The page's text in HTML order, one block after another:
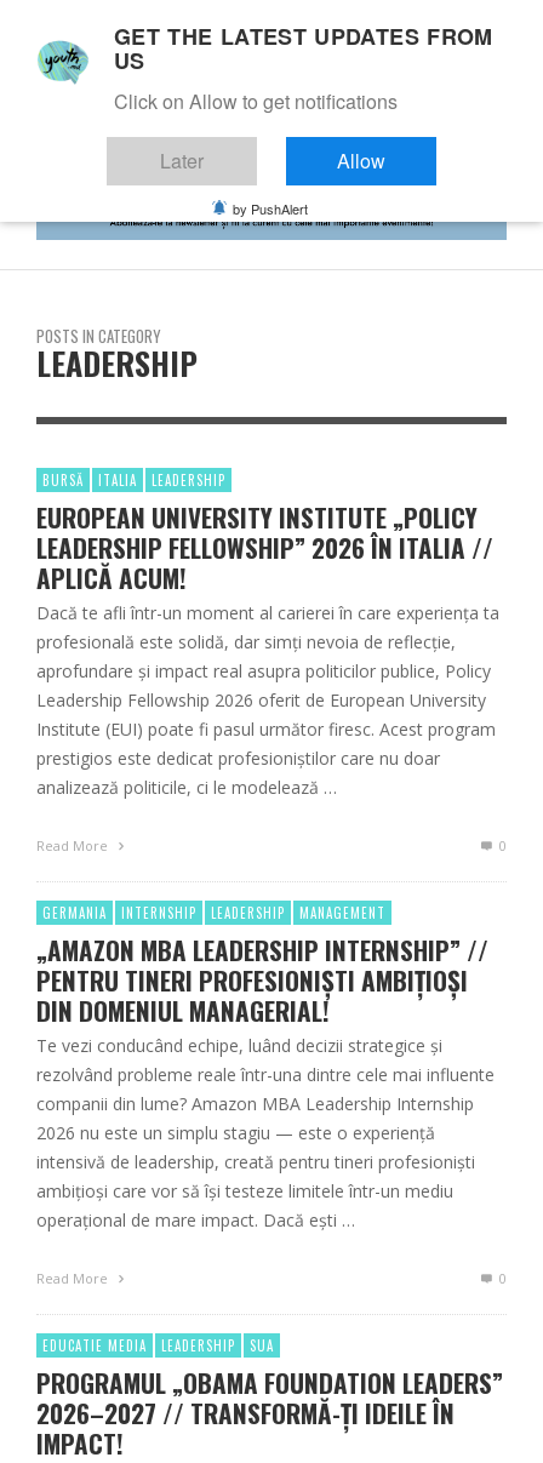
POSTS IN CATEGORY
LEADERSHIP
BURSĂ ITALIA LEADERSHIP
EUROPEAN UNIVERSITY INSTITUTE „POLICY
LEADERSHIP FELLOWSHIP” 2026 ÎN ITALIA //
APLICĂ ACUM!
Dacă te afli într-un moment al carierei în care experiența ta
profesională este solidă, dar simți nevoia de reflecție,
aprofundare și impact real asupra politicilor publice, Policy
Leadership Fellowship 2026 oferit de European University
Institute (EUI) poate fi pasul următor firesc. Acest program
prestigios este dedicat profesioniștilor care nu doar
analizează politicile, ci le modelează …
Read More 0
GERMANIA INTERNSHIP LEADERSHIP MANAGEMENT
„AMAZON MBA LEADERSHIP INTERNSHIP” //
PENTRU TINERI PROFESIONIȘTI AMBIȚIOȘI
DIN DOMENIUL MANAGERIAL!
Te vezi conducând echipe, luând decizii strategice și
rezolvând probleme reale într-una dintre cele mai influente
companii din lume? Amazon MBA Leadership Internship
2026 nu este un simplu stagiu — este o experiență
intensivă de leadership, creată pentru tineri profesioniști
ambițioși care vor să își testeze limitele într-un mediu
operațional de mare impact. Dacă ești …
Read More 0
EDUCATIE MEDIA LEADERSHIP SUA
PROGRAMUL „OBAMA FOUNDATION LEADERS”
2026–2027 // TRANSFORMĂ-ȚI IDEILE ÎN
IMPACT!
GET THE LATEST UPDATES FROM
US
Click on Allow to get notifications
Later Allow
by PushAlert